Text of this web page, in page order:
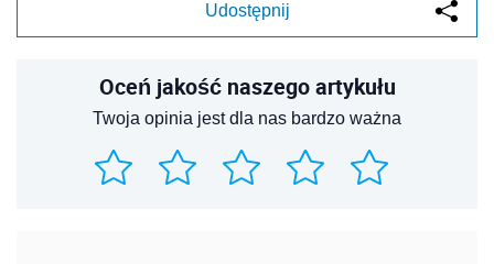
Udostępnij
Oceń jakość naszego artykułu
Twoja opinia jest dla nas bardzo ważna